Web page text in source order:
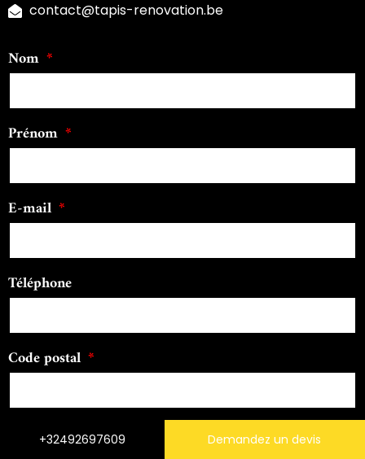
+32492697609 Demandez un devis
contact@tapis-renovation.be
Nom
Prénom
E-mail
Téléphone
Code postal
Message